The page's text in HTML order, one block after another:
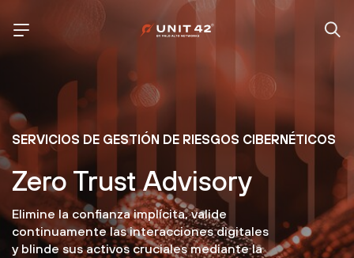
SERVICIOS DE GESTIÓN DE RIESGOS CIBERNÉTICOS
Zero Trust Advisory
Elimine la confianza implícita, valide
continuamente las interacciones digitales
y blinde sus activos cruciales mediante la